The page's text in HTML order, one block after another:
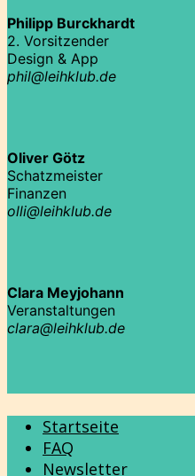
Philipp Burckhardt
2. Vorsitzender
Design & App
phil@leihklub.de
Oliver Götz
Schatzmeister
Finanzen
olli@leihklub.de
Clara Meyjohann
Veranstaltungen
clara@leihklub.de
Startseite
FAQ
Newsletter